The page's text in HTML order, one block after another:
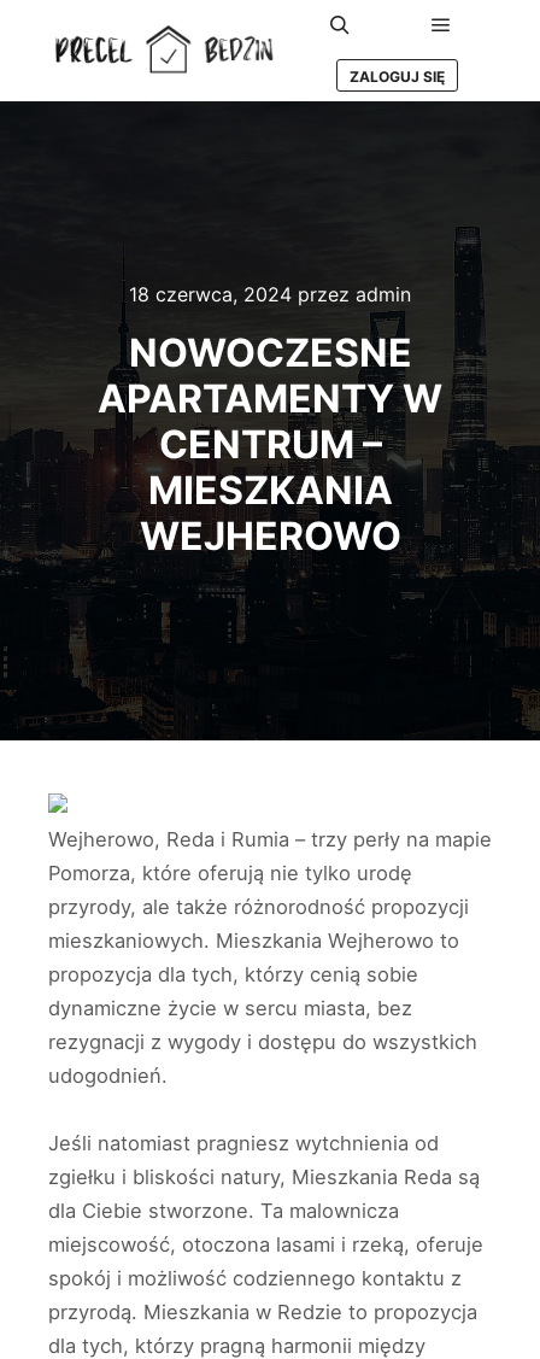
Szukaj Główne
ZALOGUJ SIĘ
18 czerwca, 2024 przez admin
NOWOCZESNE
APARTAMENTY W
CENTRUM –
MIESZKANIA
WEJHEROWO
Wejherowo, Reda i Rumia – trzy perły na mapie
Pomorza, które oferują nie tylko urodę
przyrody, ale także różnorodność propozycji
mieszkaniowych. Mieszkania Wejherowo to
propozycja dla tych, którzy cenią sobie
dynamiczne życie w sercu miasta, bez
rezygnacji z wygody i dostępu do wszystkich
udogodnień.
Jeśli natomiast pragniesz wytchnienia od
zgiełku i bliskości natury, Mieszkania Reda są
dla Ciebie stworzone. Ta malownicza
miejscowość, otoczona lasami i rzeką, oferuje
spokój i możliwość codziennego kontaktu z
przyrodą. Mieszkania w Redzie to propozycja
dla tych, którzy pragną harmonii między